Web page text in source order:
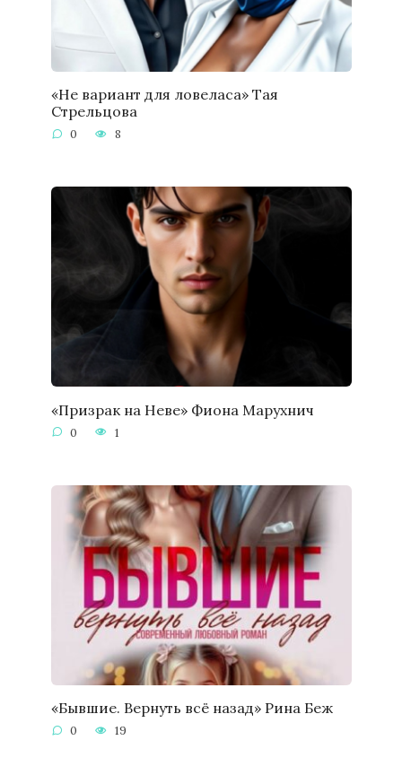
«Не вариант для ловеласа» Тая
Стрельцова
0 8
«Призрак на Неве» Фиона Марухнич
0 1
«Бывшие. Вернуть всё назад» Рина Беж
0 19